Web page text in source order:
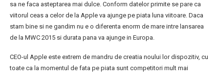
sa ne faca asteptarea mai dulce. Conform datelor primite se pare ca
viitorul ceas a celor de la Apple va ajunge pe piata luna viitoare. Daca
stam bine si ne gandim nu e o diferenta enorm de mare intre lansarea
de la MWC 2015 si durata pana va ajunge in Europa.
CEO-ul Apple este extrem de mandru de creatia noului lor dispozitiv, cu
toate ca la momentul de fata pe piata sunt competitori mult mai